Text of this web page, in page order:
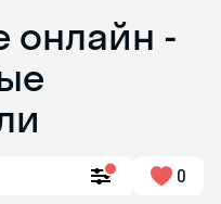
онлайн -
0